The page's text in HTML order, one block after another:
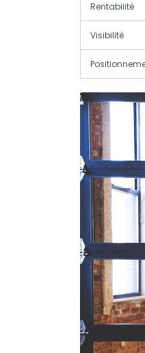
Rentabilité
Visibilité